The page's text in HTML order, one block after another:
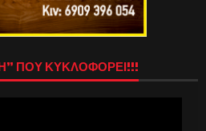
ΠΟΥ ΚΥΚΛΟΦΟΡΕΙ!!!